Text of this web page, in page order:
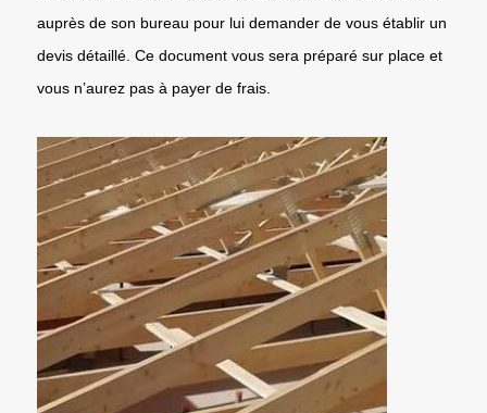
auprès de son bureau pour lui demander de vous établir un
devis détaillé. Ce document vous sera préparé sur place et
vous n’aurez pas à payer de frais.